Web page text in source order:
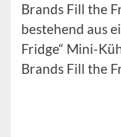
Brands Fill the
bestehend aus
Fridge“ Mini-
Brands Fill the